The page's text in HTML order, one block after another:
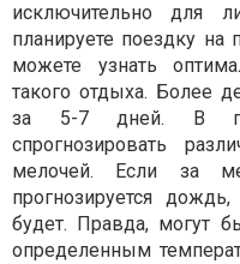
исключительно для
планируете поездку
можете узнать
такого отдыха. Более
за 5-7 дней. В
спрогнозировать
мелочей. Если за
прогнозируется
будет. Правда, могут
определенным